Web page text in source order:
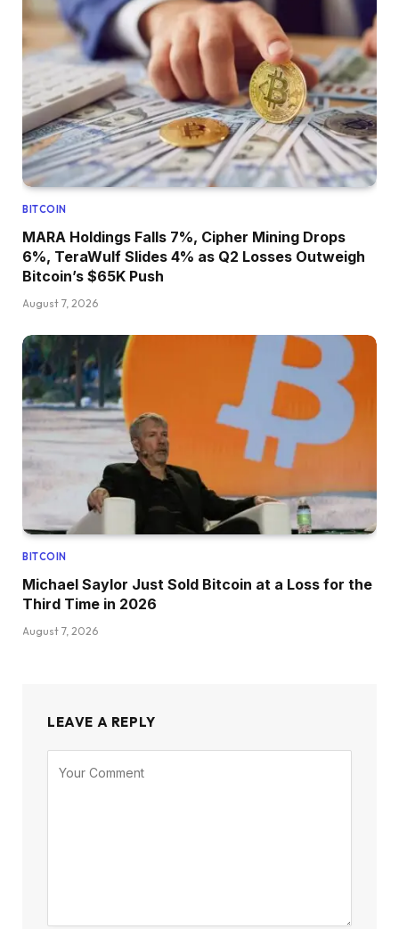
BITCOIN
MARA Holdings Falls 7%, Cipher Mining Drops
6%, TeraWulf Slides 4% as Q2 Losses Outweigh
Bitcoin’s $65K Push
August 7, 2026
BITCOIN
Michael Saylor Just Sold Bitcoin at a Loss for the
Third Time in 2026
August 7, 2026
LEAVE A REPLY